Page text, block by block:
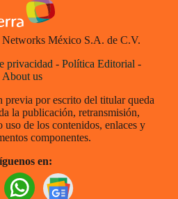
México S.A. de C.V.
privacidad - Política Editorial -
About us
por escrito del titular queda
la publicación, retransmisión,
de los contenidos, enlaces y
componentes.
en: